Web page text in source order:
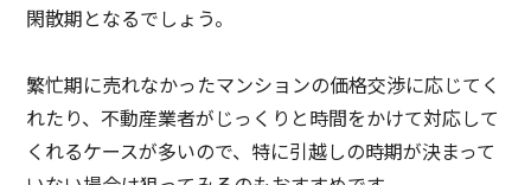
閑散期となるでしょう。
繁忙期に売れなかったマンションの価格交渉に応じてく
れたり、不動産業者がじっくりと時間をかけて対応して
くれるケースが多いので、特に引越しの時期が決まって